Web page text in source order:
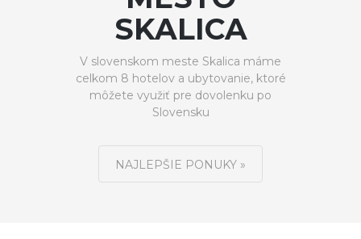
SKALICA
V slovenskom meste Skalica máme
celkom 8 hotelov a ubytovanie, ktoré
môžete využiť pre dovolenku po
Slovensku
NAJLEPŠIE PONUKY »